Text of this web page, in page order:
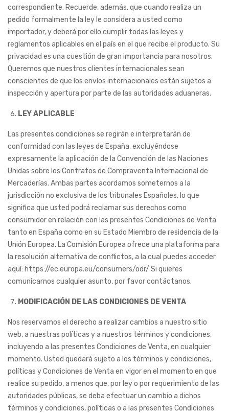
correspondiente. Recuerde, además, que cuando realiza un
pedido formalmente la ley le considera a usted como
importador, y deberá por ello cumplir todas las leyes y
reglamentos aplicables en el país en el que recibe el producto. Su
privacidad es una cuestión de gran importancia para nosotros.
Queremos que nuestros clientes internacionales sean
conscientes de que los envíos internacionales están sujetos a
inspección y apertura por parte de las autoridades aduaneras.
LEY APLICABLE
Las presentes condiciones se regirán e interpretarán de
conformidad con las leyes de España, excluyéndose
expresamente la aplicación de la Convención de las Naciones
Unidas sobre los Contratos de Compraventa Internacional de
Mercaderías. Ambas partes acordamos someternos a la
jurisdicción no exclusiva de los tribunales Españoles, lo que
significa que usted podrá reclamar sus derechos como
consumidor en relación con las presentes Condiciones de Venta
tanto en España como en su Estado Miembro de residencia de la
Unión Europea. La Comisión Europea ofrece una plataforma para
la resolución alternativa de conflictos, a la cual puedes acceder
aquí: https://ec.europa.eu/consumers/odr/ Si quieres
comunicarnos cualquier asunto, por favor contáctanos.
MODIFICACIÓN DE LAS CONDICIONES DE VENTA
Nos reservamos el derecho a realizar cambios a nuestro sitio
web, a nuestras políticas y a nuestros términos y condiciones,
incluyendo a las presentes Condiciones de Venta, en cualquier
momento. Usted quedará sujeto a los términos y condiciones,
políticas y Condiciones de Venta en vigor en el momento en que
realice su pedido, a menos que, por ley o por requerimiento de las
autoridades públicas, se deba efectuar un cambio a dichos
términos y condiciones, políticas o a las presentes Condiciones